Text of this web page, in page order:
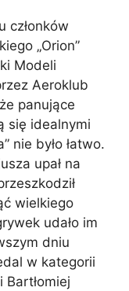
członków
„Orion”
Modeli
Aeroklub
panujące
się idealnymi
nie było łatwo.
upał na
wielkiego
udało im
dniu
w kategorii